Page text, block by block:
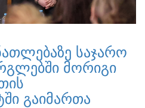
საჯარო
მორიგი
გაიმართა